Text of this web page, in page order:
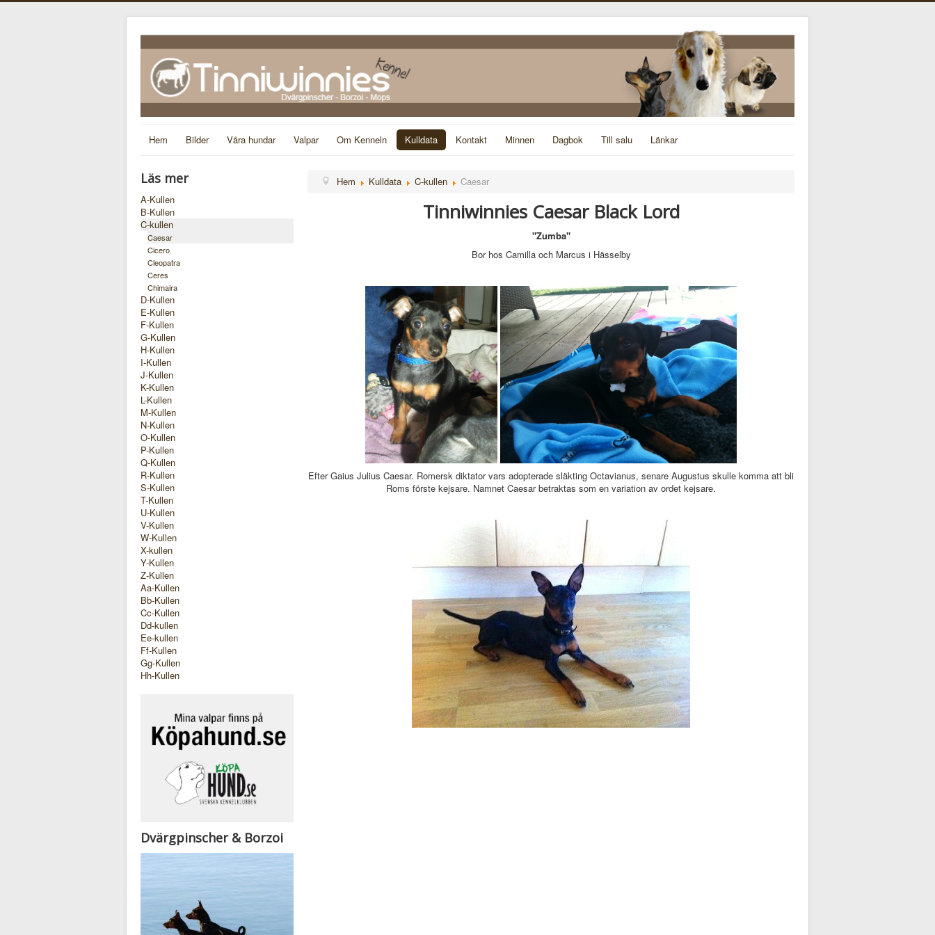
Hem Bilder Våra hundar Valpar Om Kenneln Kulldata Kontakt Minnen Dagbok Till salu Länkar
Läs mer
A-Kullen
B-Kullen
C-kullen
Caesar
Cicero
Cleopatra
Ceres
Chimaira
D-Kullen
E-Kullen
F-Kullen
G-Kullen
H-Kullen
I-Kullen
J-Kullen
K-Kullen
L-Kullen
M-Kullen
N-Kullen
O-Kullen
P-Kullen
Q-Kullen
R-Kullen
S-Kullen
T-Kullen
U-Kullen
V-Kullen
W-Kullen
X-kullen
Y-Kullen
Z-Kullen
Aa-Kullen
Bb-Kullen
Cc-Kullen
Dd-kullen
Ee-kullen
Ff-Kullen
Gg-Kullen
Hh-Kullen
Dvärgpinscher & Borzoi
Hem Kulldata C-kullen Caesar
Tinniwinnies Caesar Black Lord
"Zumba"
Bor hos Camilla och Marcus i Hässelby
Efter Gaius Julius Caesar. Romersk diktator vars adopterade släkting Octavianus, senare Augustus skulle komma att bli
Roms förste kejsare. Namnet Caesar betraktas som en variation av ordet kejsare.